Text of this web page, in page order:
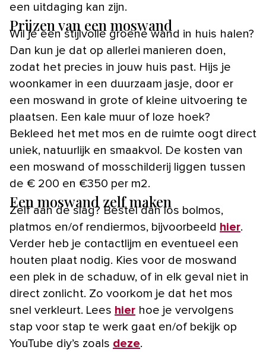
een uitdaging kan zijn.
Prijzen van een moswand
Wil je een stijlvolle groene wand in huis halen?
Dan kun je dat op allerlei manieren doen,
zodat het precies in jouw huis past. Hijs je
woonkamer in een duurzaam jasje, door er
een moswand in grote of kleine uitvoering te
plaatsen. Een kale muur of loze hoek?
Bekleed het met mos en de ruimte oogt direct
uniek, natuurlijk en smaakvol. De kosten van
een moswand of mosschilderij liggen tussen
de € 200 en €350 per m2.
Een moswand zelf maken
Zelf aan de slag? Bestel dan los bolmos,
platmos en/of rendiermos, bijvoorbeeld hier.
Verder heb je contactlijm en eventueel een
houten plaat nodig. Kies voor de moswand
een plek in de schaduw, of in elk geval niet in
direct zonlicht. Zo voorkom je dat het mos
snel verkleurt. Lees hier hoe je vervolgens
stap voor stap te werk gaat en/of bekijk op
YouTube diy’s zoals deze.